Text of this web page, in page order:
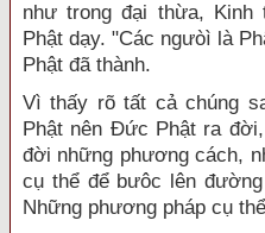
như trong đại thừa,
Phật dạy. "Các ngưòì là
Phật đã thành.
Vì thấy rõ tất cả chúng
Phật nên Đức Phật ra
đời những phương cách,
cụ thể để bưôc lên
Những phương pháp cụ